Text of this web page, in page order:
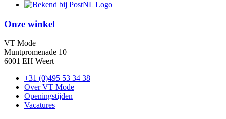
Onze winkel
VT Mode
Muntpromenade 10
6001 EH Weert
+31 (0)495 53 34 38
Over VT Mode
Openingstijden
Vacatures